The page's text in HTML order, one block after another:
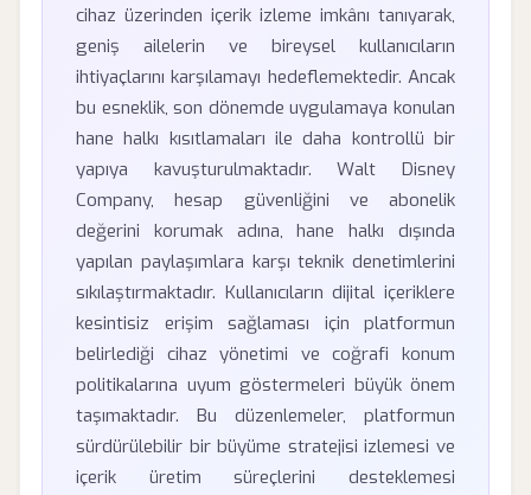
cihaz üzerinden içerik izleme imkânı tanıyarak,
geniş ailelerin ve bireysel kullanıcıların
ihtiyaçlarını karşılamayı hedeflemektedir. Ancak
bu esneklik, son dönemde uygulamaya konulan
hane halkı kısıtlamaları ile daha kontrollü bir
yapıya kavuşturulmaktadır. Walt Disney
Company, hesap güvenliğini ve abonelik
değerini korumak adına, hane halkı dışında
yapılan paylaşımlara karşı teknik denetimlerini
sıkılaştırmaktadır. Kullanıcıların dijital içeriklere
kesintisiz erişim sağlaması için platformun
belirlediği cihaz yönetimi ve coğrafi konum
politikalarına uyum göstermeleri büyük önem
taşımaktadır. Bu düzenlemeler, platformun
sürdürülebilir bir büyüme stratejisi izlemesi ve
içerik üretim süreçlerini desteklemesi